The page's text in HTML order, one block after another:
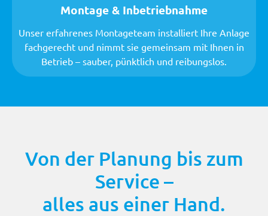
Montage & Inbetriebnahme
Unser erfahrenes Montageteam installiert Ihre Anlage
fachgerecht und nimmt sie gemeinsam mit Ihnen in
Betrieb – sauber, pünktlich und reibungslos.
Von der Planung bis zum
Service –
alles aus einer Hand.